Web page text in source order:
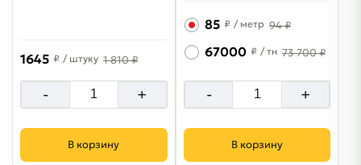
1645 ₽ / штуку 1 810 ₽
- +
В корзину
85 ₽ / метр 94 ₽
67000 ₽ / тн 73 700 ₽
- +
В корзину